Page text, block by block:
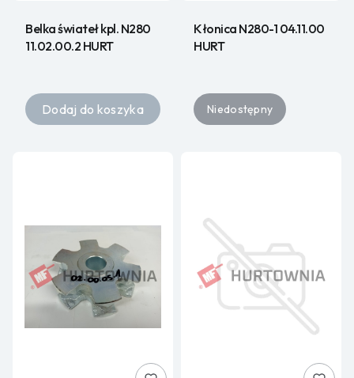
Belka świateł kpl. N280
11.02.00.2 HURT
Dodaj do koszyka
Kłonica N280-1 04.11.00
HURT
Niedostępny